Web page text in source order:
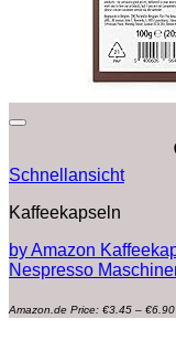
Schnellansicht
Kaffeekapseln
by Amazon
Nespresso
Amazon.de Price: €3.45 – €6.90